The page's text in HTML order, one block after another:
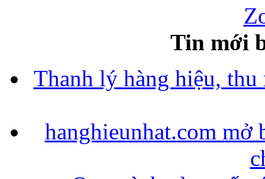
Tin mới
Thanh lý hàng hiệu,
hanghieunhat.com mở